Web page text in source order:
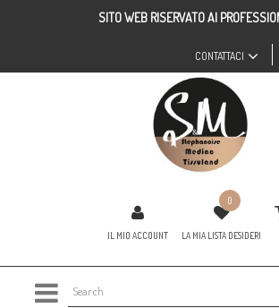
SITO WEB RISERVATO AI
CONTATTACI
IL MIO ACCOUNT
0
LA MIA LISTA DESIDERI